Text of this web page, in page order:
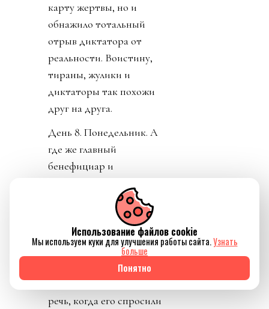
карту жертвы, но и
обнажило тотальный
отрыв диктатора от
реальности. Воистину,
тираны, жулики и
диктаторы так похожи
друг на друга.
День 8. Понедельник. А
где же главный
бенефициар и
ФИФА? А он не
отвечает на звонки. А на
пресс-конференции
заседатель в белом доме
срочно перестал
понимать, о ком идет
речь, когда его спросили
Использование файлов cookie
Мы используем куки для улучшения работы сайта.Узнать
больше
Понятно